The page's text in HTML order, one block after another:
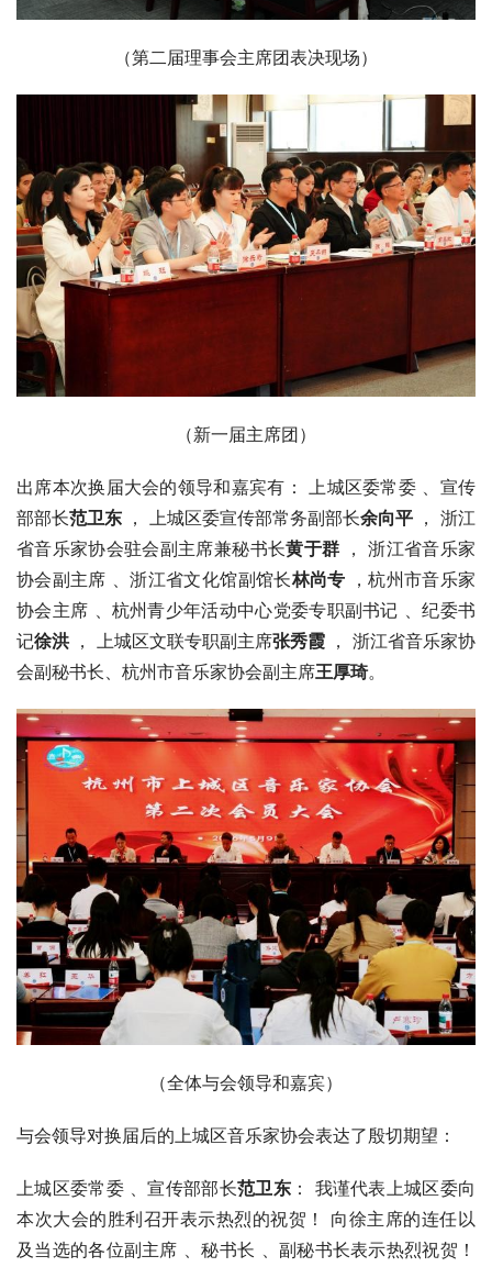
（第二届理事会主席团表决现场）
（新一届主席团）
出席本次换届大会的领导和嘉宾有： 上城区委常委 、宣传
部部长范卫东 ， 上城区委宣传部常务副部长余向平 ， 浙江
省音乐家协会驻会副主席兼秘书长黄于群 ， 浙江省音乐家
协会副主席 、浙江省文化馆副馆长林尚专 ，杭州市音乐家
协会主席 、杭州青少年活动中心党委专职副书记 、纪委书
记徐洪 ， 上城区文联专职副主席张秀霞 ， 浙江省音乐家协
会副秘书长、杭州市音乐家协会副主席王厚琦。
（全体与会领导和嘉宾）
与会领导对换届后的上城区音乐家协会表达了殷切期望：
上城区委常委 、宣传部部长范卫东： 我谨代表上城区委向
本次大会的胜利召开表示热烈的祝贺！ 向徐主席的连任以
及当选的各位副主席 、秘书长 、副秘书长表示热烈祝贺！